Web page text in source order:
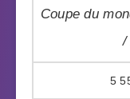
Coupe du
/
5